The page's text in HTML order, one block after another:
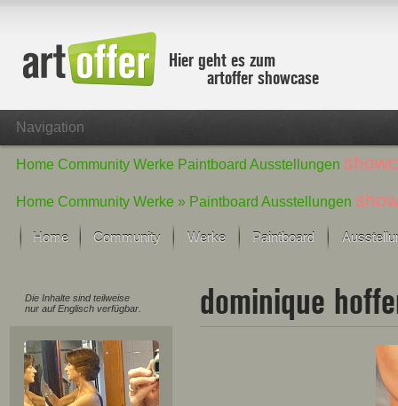
Hier geht es zum
artoffer showcase
Navigation
Home Community Werke Paintboard Ausstellungen
Home Community Werke » Paintboard Ausstellungen
Home Community Werke
Der letzte Monat im Fokus
Alle Fokus-Werke
Paintboard
Die Inhalte sind teilweise
nur auf Englisch verfügbar.
dominique